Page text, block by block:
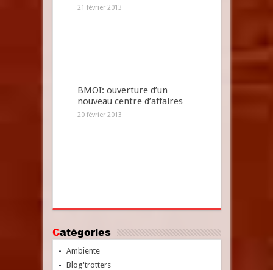
21 février 2013
BMOI: ouverture d’un
nouveau centre d’affaires
20 février 2013
Catégories
Ambiente
Blog'trotters